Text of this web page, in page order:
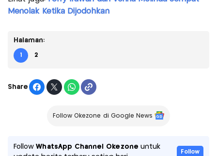
Menolak Ketika Dijodohkan
Halaman:
1 2
Share
Follow Okezone di Google News
FollowWhatsApp Channel Okezone untuk
Follow